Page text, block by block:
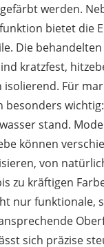
werden.
bietet die
Die behandelten
kratzfest,
isolierend. Für
besonders
stand.
können
von
zu kräftigen
nur funktionale,
sich präzise